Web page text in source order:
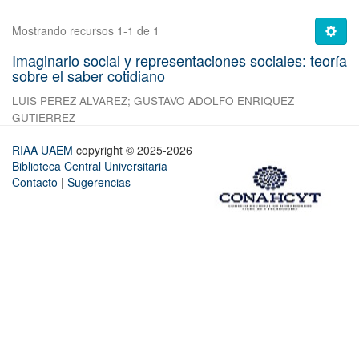
Mostrando recursos 1-1 de 1
Imaginario social y representaciones sociales: teoría
sobre el saber cotidiano
LUIS PEREZ ALVAREZ; GUSTAVO ADOLFO ENRIQUEZ
GUTIERREZ
RIAA UAEM copyright © 2025-2026
Biblioteca Central Universitaria
Contacto | Sugerencias